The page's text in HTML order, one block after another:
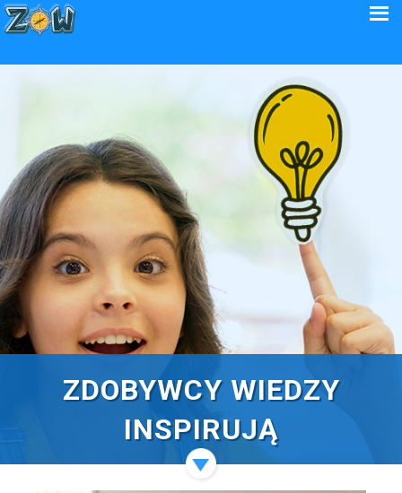
ZDOBYWCY WIEDZY
INSPIRUJĄ